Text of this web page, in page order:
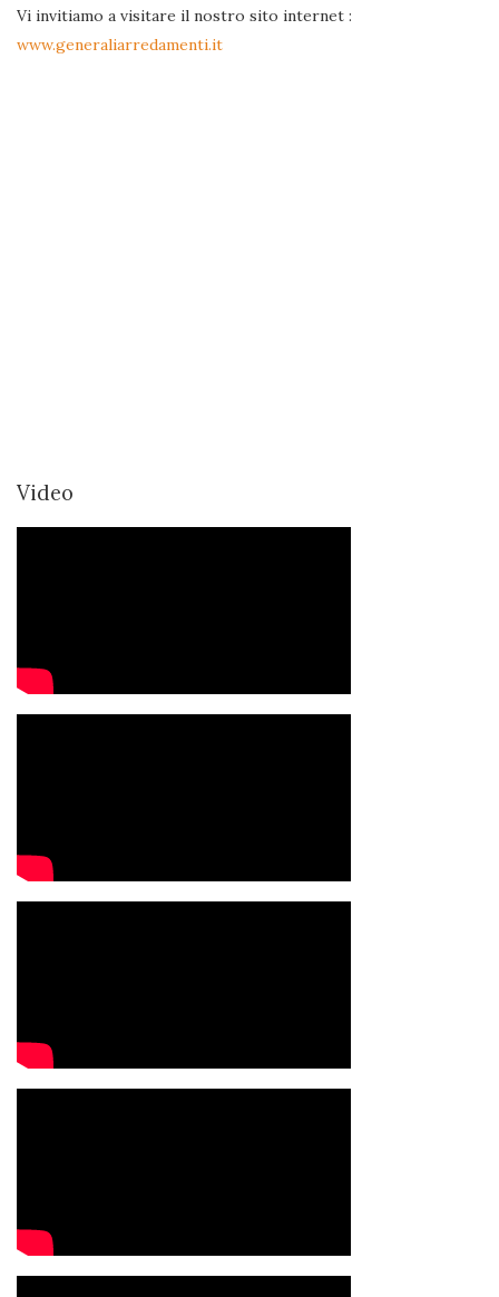
Vi invitiamo a visitare il nostro sito internet :
www.generaliarredamenti.it
Video